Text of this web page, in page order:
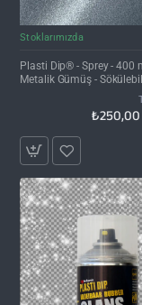
Stoklarımızda
Plasti Dip® - Sprey - 400
Metalik Gümüş -
₺250,00